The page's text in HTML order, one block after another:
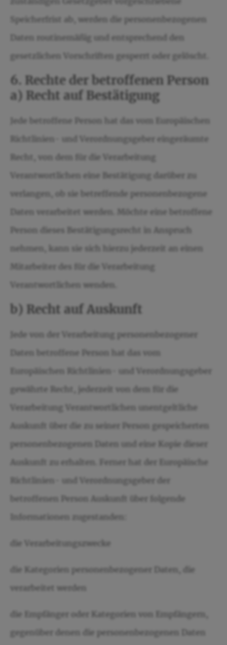
Speicherfrist ab, werden die personenbezogenen
Daten routinemäßig und entsprechend den
gesetzlichen Vorschriften gesperrt oder gelöscht.
6. Rechte der betroffenen Person
a) Recht auf Bestätigung
Jede betroffene Person hat das vom Europäischen
Richtlinien- und Verordnungsgeber eingeräumte
Recht, von dem für die Verarbeitung
Verantwortlichen eine Bestätigung darüber zu
verlangen, ob sie betreffende personenbezogene
Daten verarbeitet werden. Möchte eine betroffene
Person dieses Bestätigungsrecht in Anspruch
nehmen, kann sie sich hierzu jederzeit an einen
Mitarbeiter des für die Verarbeitung
Verantwortlichen wenden.
b) Recht auf Auskunft
Jede von der Verarbeitung personenbezogener
Daten betroffene Person hat das vom
Europäischen Richtlinien- und Verordnungsgeber
gewährte Recht, jederzeit von dem für die
Verarbeitung Verantwortlichen unentgeltliche
Auskunft über die zu seiner Person gespeicherten
personenbezogenen Daten und eine Kopie dieser
Auskunft zu erhalten. Ferner hat der Europäische
Richtlinien- und Verordnungsgeber der
betroffenen Person Auskunft über folgende
Informationen zugestanden:
die Verarbeitungszwecke
die Kategorien personenbezogener Daten, die
verarbeitet werden
die Empfänger oder Kategorien von Empfängern,
gegenüber denen die personenbezogenen Daten